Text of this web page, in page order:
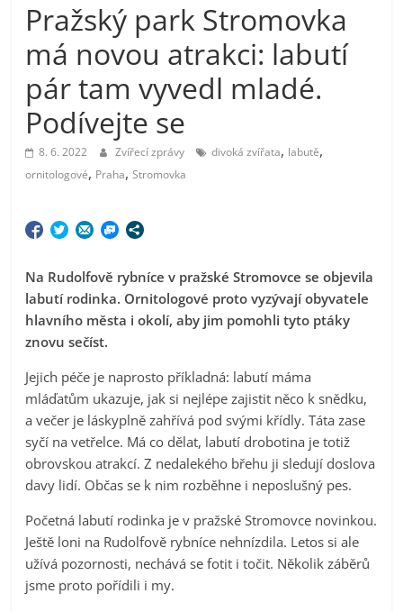
Pražský park Stromovka
má novou atrakci: labutí
pár tam vyvedl mladé.
Podívejte se
8. 6. 2022 Zvířecí zprávy divoká zvířata, labutě,
ornitologové, Praha,Stromovka
Na Rudolfově rybníce v pražské Stromovce se objevila
labutí rodinka. Ornitologové proto vyzývají obyvatele
hlavního města i okolí, aby jim pomohli tyto ptáky
znovu sečíst.
Jejich péče je naprosto příkladná: labutí máma
mláďatům ukazuje, jak si nejlépe zajistit něco k snědku,
a večer je láskyplně zahřívá pod svými křídly. Táta zase
syčí na vetřelce. Má co dělat, labutí drobotina je totiž
obrovskou atrakcí. Z nedalekého břehu ji sledují doslova
davy lidí. Občas se k nim rozběhne i neposlušný pes.
Početná labutí rodinka je v pražské Stromovce novinkou.
Ještě loni na Rudolfově rybníce nehnízdila. Letos si ale
užívá pozornosti, nechává se fotit i točit. Několik záběrů
jsme proto pořídili i my.